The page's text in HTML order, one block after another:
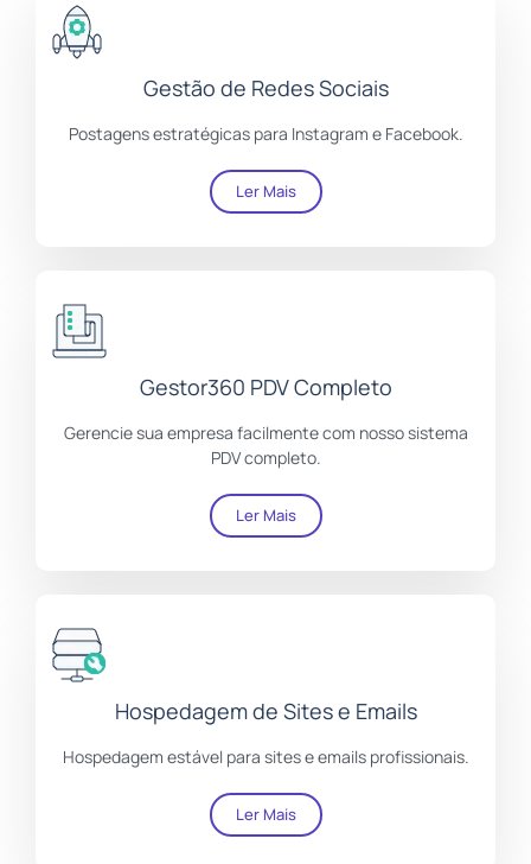
Gestão de Redes Sociais
Postagens estratégicas para Instagram e Facebook.
Ler Mais
Gestor360 PDV Completo
Gerencie sua empresa facilmente com nosso sistema
PDV completo.
Ler Mais
Hospedagem de Sites e Emails
Hospedagem estável para sites e emails profissionais.
Ler Mais